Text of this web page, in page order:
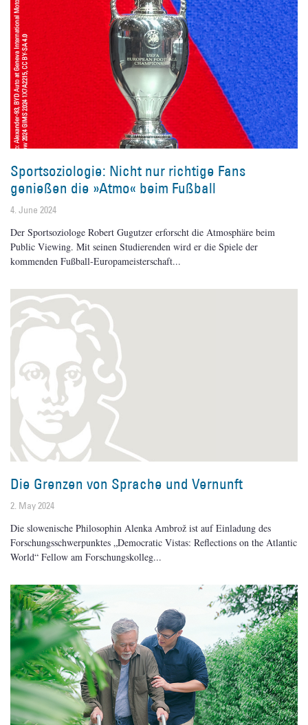
Sportsoziologie: Nicht nur richtige Fans
genießen die »Atmo« beim Fußball
4. June 2024
Der Sportsoziologe Robert Gugutzer erforscht die Atmosphäre beim
Public Viewing. Mit seinen Studierenden wird er die Spiele der
kommenden Fußball-Europameisterschaft
Die Grenzen von Sprache und Vernunft
2. May 2024
Die slowenische Philosophin Alenka Ambrož ist auf Einladung des
Forschungsschwerpunktes „Democratic Vistas: Reflections on the Atlantic
World“ Fellow am Forschungskolleg